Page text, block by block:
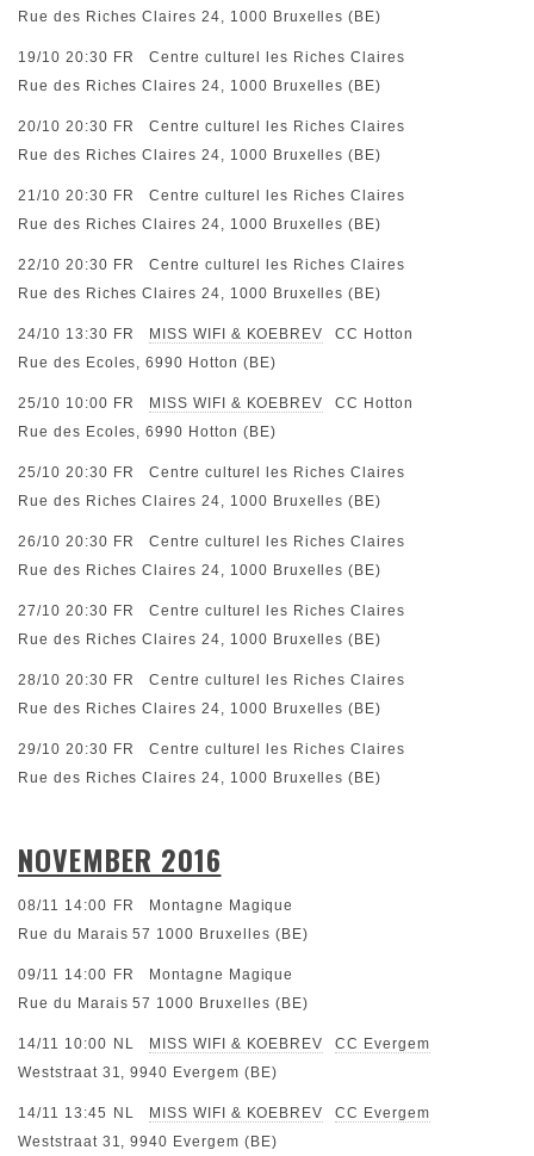
Rue des Riches Claires 24, 1000 Bruxelles (BE)
19/10 20:30 FR
Centre culturel les Riches Claires
Rue des Riches Claires 24, 1000 Bruxelles (BE)
20/10 20:30 FR
Centre culturel les Riches Claires
Rue des Riches Claires 24, 1000 Bruxelles (BE)
21/10 20:30 FR
Centre culturel les Riches Claires
Rue des Riches Claires 24, 1000 Bruxelles (BE)
22/10 20:30 FR
Centre culturel les Riches Claires
Rue des Riches Claires 24, 1000 Bruxelles (BE)
24/10 13:30 FR MISS WIFI & KOEBREV
CC Hotton
Rue des Ecoles, 6990 Hotton (BE)
25/10 10:00 FR MISS WIFI & KOEBREV
CC Hotton
Rue des Ecoles, 6990 Hotton (BE)
25/10 20:30 FR
Centre culturel les Riches Claires
Rue des Riches Claires 24, 1000 Bruxelles (BE)
26/10 20:30 FR
Centre culturel les Riches Claires
Rue des Riches Claires 24, 1000 Bruxelles (BE)
27/10 20:30 FR
Centre culturel les Riches Claires
Rue des Riches Claires 24, 1000 Bruxelles (BE)
28/10 20:30 FR
Centre culturel les Riches Claires
Rue des Riches Claires 24, 1000 Bruxelles (BE)
29/10 20:30 FR
Centre culturel les Riches Claires
Rue des Riches Claires 24, 1000 Bruxelles (BE)
NOVEMBER 2016
08/11 14:00 FR
Montagne Magique
Rue du Marais 57 1000 Bruxelles (BE)
09/11 14:00 FR
Montagne Magique
Rue du Marais 57 1000 Bruxelles (BE)
14/11 10:00 NL MISS WIFI & KOEBREV
CC Evergem
Weststraat 31, 9940 Evergem (BE)
14/11 13:45 NL MISS WIFI & KOEBREV
CC Evergem
Weststraat 31, 9940 Evergem (BE)